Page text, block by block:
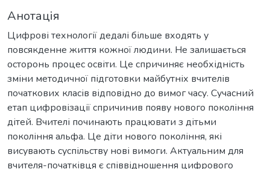
Анотація
Цифрові технології дедалі більше входять у
повсякденне життя кожної людини. Не залишається
осторонь процес освіти. Це спричиняє необхідність
зміни методичної підготовки майбутніх вчителів
початкових класів відповідно до вимог часу. Сучасний
етап цифровізації спричинив появу нового покоління
дітей. Вчителі починають працювати з дітьми
покоління альфа. Це діти нового покоління, які
висувають суспільству нові вимоги. Актуальним для
вчителя-початківця є співвідношення цифрового